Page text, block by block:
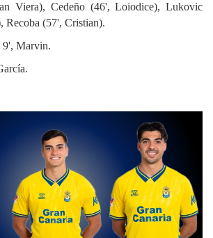
Viera), Cedeño (46', Loiodice), Lukovic
Recoba (57', Cristian).
9', Marvin.